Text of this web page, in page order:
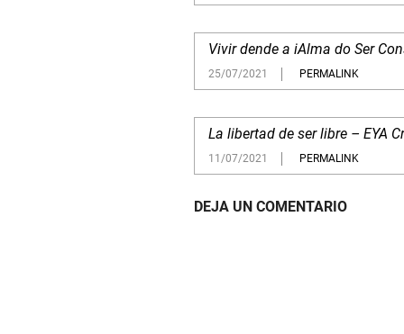
Vivir dende a iAlma do Ser
25/07/2021 PERMALINK
La libertad de ser libre – EYA
11/07/2021 PERMALINK
DEJA UN COMENTARIO